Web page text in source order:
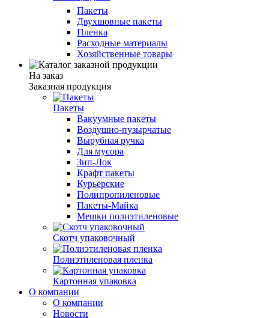
Пакеты
Двухшовные пакеты
Пленка
Расходные материалы
Хозяйственные товары
На заказ
Заказная продукция
Пакеты
Вакуумные пакеты
Воздушно-пузырчатые
Вырубная ручка
Для мусора
Зип-Лок
Крафт пакеты
Курьерские
Полипропиленовые
Пакеты-Майка
Мешки полиэтиленовые
Скотч упаковочный
Полиэтиленовая пленка
Картонная упаковка
О компании
О компании
Новости